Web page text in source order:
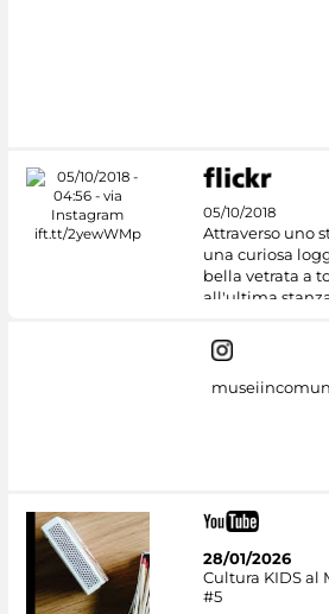
05/10/2018
Attraverso uno
una curiosa
bella vetrata a
all'ultima
28/01/2026
Cultura KIDS al
#5